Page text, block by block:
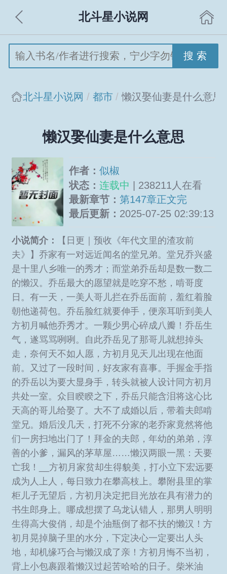
北斗星小说网
搜 索
北斗星小说网 都市 懒汉娶仙妻是什么意思
懒汉娶仙妻是什么意思
作者：似椒
状态：连载中 | 238211人在看
最新章节：第147章正文完
最后更新： 2025-07-25 02:39:13
小说简介：
【日更｜预收《年代文里的渣攻前
夫》】乔家有一对远近闻名的堂兄弟。堂兄乔兴盛
是十里八乡唯一的秀才；而堂弟乔岳却是数一数二
的懒汉。乔岳最大的愿望就是吃穿不愁，啃哥度
日。有一天，一美人哥儿拦在乔岳面前，羞红着脸
朝他递荷包。乔岳脸红就要伸手，便亲耳听到美人
方初月喊他乔秀才。一颗少男心碎成八瓣！乔岳生
气，遂骂骂咧咧。自此乔岳见了那哥儿就想掉头
走，奈何天不如人愿，方初月见天儿出现在他面
前。又过了一段时间，好友家有喜事。手握金手指
的乔岳以为要大显身手，转头就被人设计同方初月
共处一室。众目睽睽之下，乔岳只能含泪将这心比
天高的哥儿给娶了。大不了成婚以后，带着夫郎啃
堂兄。婚后没几天，打死不分家的老乔家竟然将他
们一房扫地出门了！拜金的夫郎，年幼的弟弟，淳
善的小爹，漏风的茅草屋……懒汉两眼一黑：天要
亡我！__方初月家贫却生得貌美，打小立下宏远要
成为人上人，每日致力在攀高枝上。攀附县里的掌
柜儿子无望后，方初月决定把目光放在具有潜力的
书生郎身上。哪成想摆了乌龙认错人，那男人明明
生得高大俊俏，却是个油瓶倒了都不扶的懒汉！方
初月晃掉脑子里的水分，下定决心一定要出人头
地，却机缘巧合与懒汉成了亲！方初月悔不当初，
背上小包裹跟着懒汉过起苦哈哈的日子。柴米油